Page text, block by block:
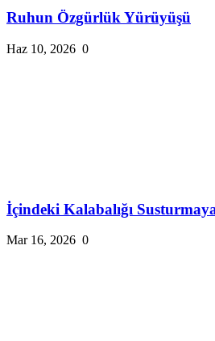
Ruhun Özgürlük Yürüyüşü
Haz 10, 2026 0
İçindeki Kalabalığı
Mar 16, 2026 0